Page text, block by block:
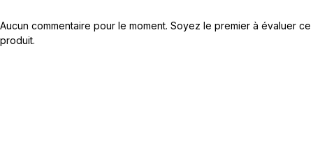
Aucun commentaire pour le moment. Soyez le premier à évaluer ce
produit.